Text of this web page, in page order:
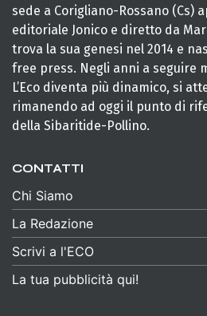
sede a Corigliano-Rossano (Cs)
editoriale Jonico e diretto da
trova la sua genesi nel 2014 e
free press. Negli anni a seguire
L’Eco diventa più dinamico, si
rimanendo ad oggi il punto di
della Sibaritide-Pollino.
CONTATTI
Chi Siamo
La Redazione
Scrivi a l'ECO
La tua pubblicità qui!